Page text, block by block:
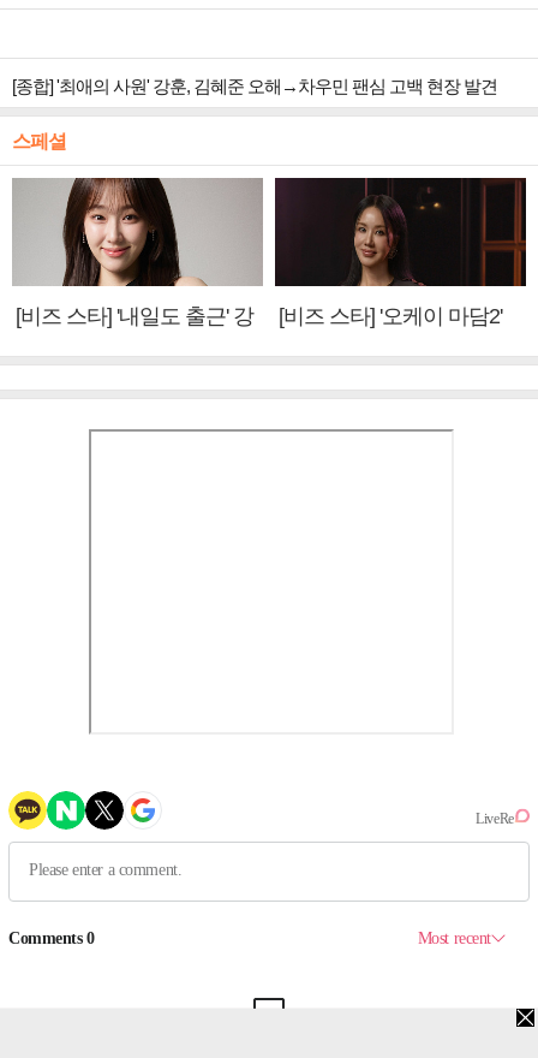
[종합] '최애의 사원' 강훈, 김혜준 오해→차우민 팬심 고백 현장 발견
스페셜
[비즈 스타] '내일도 출근' 강
[비즈 스타] '오케이 마담2'